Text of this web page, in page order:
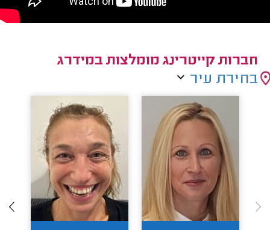
חברות קייטרינג מומלצות במידרג
בחירת עיר